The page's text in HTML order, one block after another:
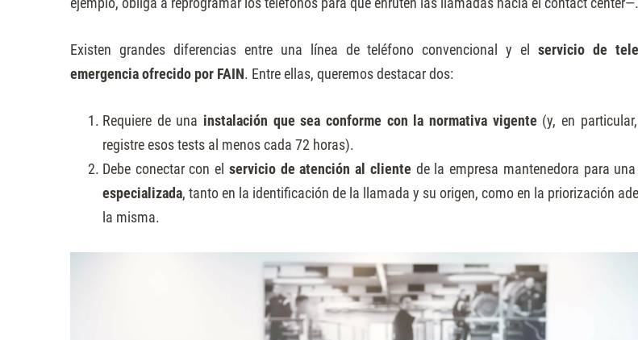
Existen grandes diferencias entre una línea de teléfono convencional y elservicio de
emergencia ofrecido por FAIN. Entre ellas, queremos destacar dos:
Requiere de una instalación que sea conforme con la normativa vigente (y, en
registre esos tests al menos cada 72 horas).
Debe conectar con el servicio de atención al cliente de la empresa mantenedora para
especializada, tanto en la identificación de la llamada y su origen, como en la priorización
la misma.